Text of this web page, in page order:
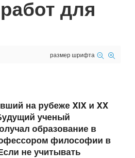
для
размер шрифта
на рубеже XIX и XX
ученый
образование в
философии в
не учитывать